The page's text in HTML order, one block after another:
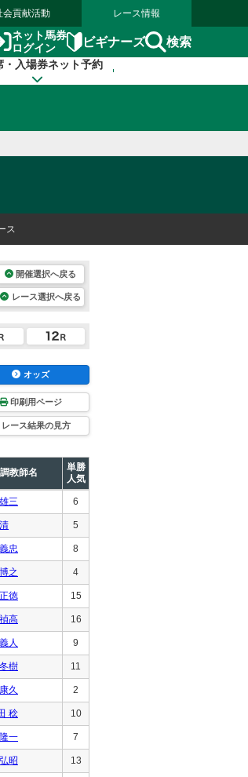
会貢献活動 レース情報
ネット馬券
ログイン
ビギナーズ 検索
・入場券ネット予約
ス
開催選択へ戻る
レース選択へ戻る
オッズ
印刷用ページ
レース結果の見方
調教師名
単勝
人気
三 6
5
忠 8
之 4
徳 15
高 16
人 9
樹 11
久 2
稔 10
一 7
昭 13